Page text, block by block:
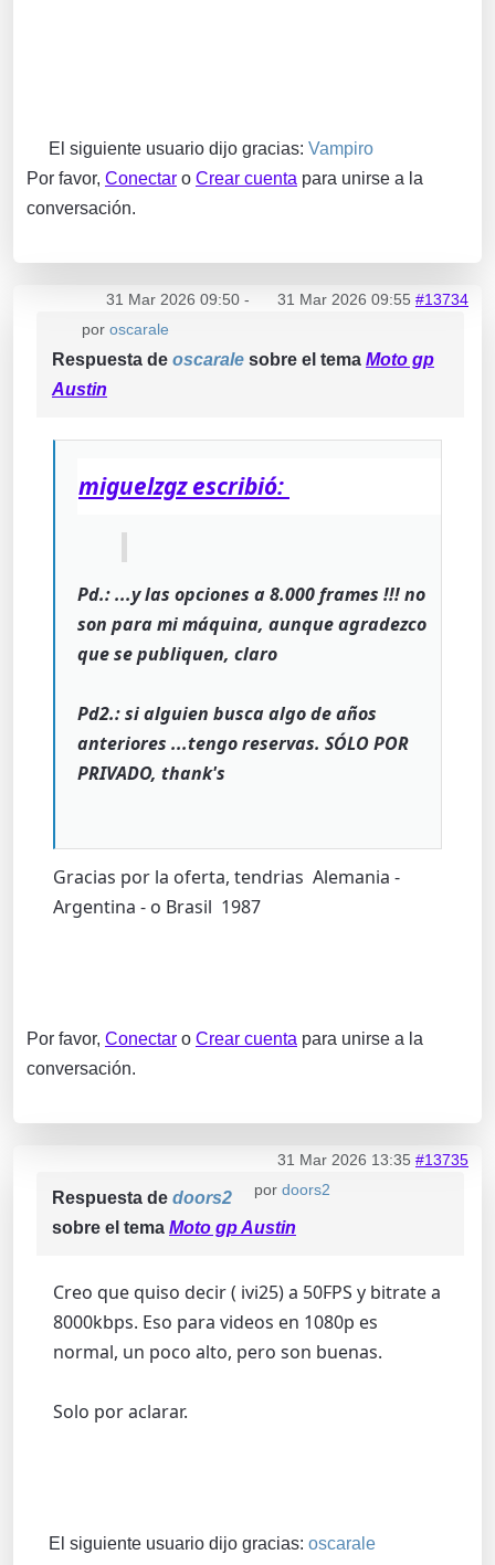
El siguiente usuario dijo gracias: Vampiro
Por favor, Conectar o Crear cuenta para unirse a la
conversación.
31 Mar 2026 09:50- 31 Mar 2026 09:55 #13734
por oscarale
Respuesta de oscarale sobre el tema Moto gp
Austin
miguelzgz escribió:
Pd.: ...y las opciones a 8.000 frames !!! no
son para mi máquina, aunque agradezco
que se publiquen, claro
Pd2.: si alguien busca algo de años
anteriores ...tengo reservas. SÓLO POR
PRIVADO, thank's
Gracias por la oferta, tendrias Alemania -
Argentina - o Brasil 1987
Por favor, Conectar o Crear cuenta para unirse a la
conversación.
31 Mar 2026 13:35 #13735
por doors2
Respuesta de doors2
sobre el tema Moto gp Austin
Creo que quiso decir ( ivi25) a 50FPS y bitrate a
8000kbps. Eso para videos en 1080p es
normal, un poco alto, pero son buenas.
Solo por aclarar.
El siguiente usuario dijo gracias: oscarale